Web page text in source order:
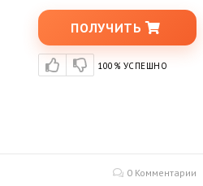
ПОЛУЧИТЬ
100% УСПЕШНО
0 Комментарии